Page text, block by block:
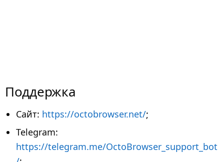
Поддержка
Сайт: https://octobrowser.net/;
Telegram:
https://telegram.me/OctoBrowser_support_bot